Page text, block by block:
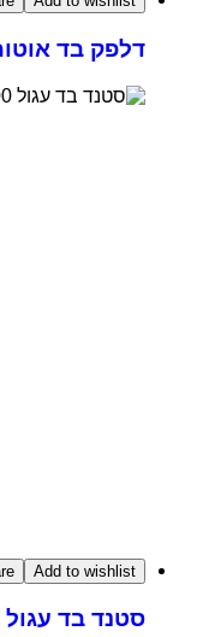
דלפק בד אוטומטי
Add to wishlist
Compare
סטנד בד עגול 200 ס"מ